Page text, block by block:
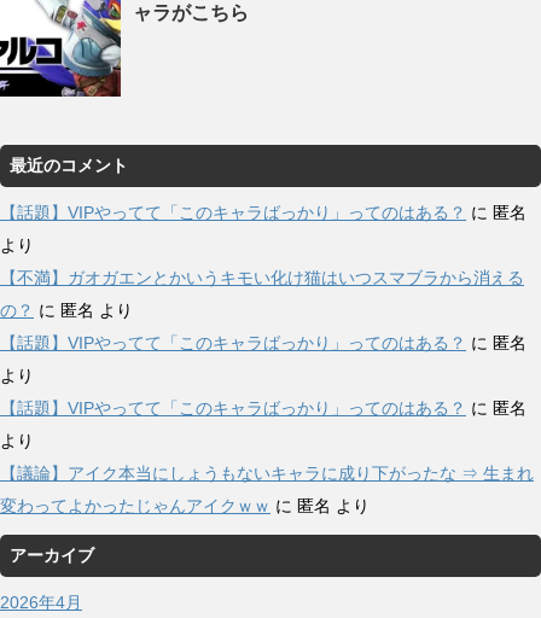
ャラがこちら
最近のコメント
【話題】VIPやってて「このキャラばっかり」ってのはある？ に 匿名
より
【不満】ガオガエンとかいうキモい化け猫はいつスマブラから消える
の？ に 匿名 より
【話題】VIPやってて「このキャラばっかり」ってのはある？ に 匿名
より
【話題】VIPやってて「このキャラばっかり」ってのはある？ に 匿名
より
【議論】アイク本当にしょうもないキャラに成り下がったな ⇒ 生まれ
変わってよかったじゃんアイクｗｗ に 匿名 より
アーカイブ
2026年4月